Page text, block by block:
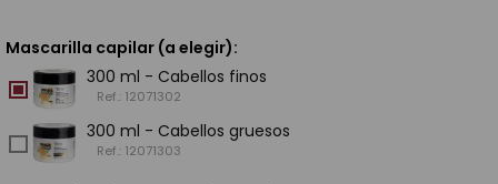
Mascarilla capilar (a elegir):
300 ml - Cabellos finos
Ref.: 12071302
300 ml - Cabellos gruesos
Ref.: 12071303